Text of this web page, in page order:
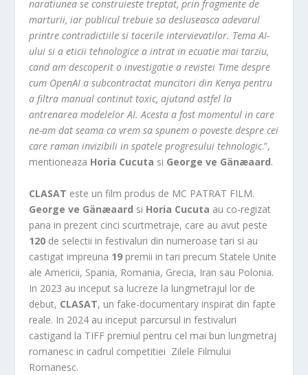
naratiunea se construieste treptat, prin fragmente de
marturii, iar publicul trebuie sa desluseasca adevarul
printre contradictiile si tacerile intervievatilor. Tema AI-
ului si a eticii tehnologice a intrat in ecuatie mai tarziu,
cand am descoperit o investigatie a revistei Time despre
cum OpenAI a subcontractat muncitori din Kenya pentru
a filtra manual continut toxic, ajutand astfel la
antrenarea modelelor AI. Acesta a fost momentul in care
ne-am dat seama ca vrem sa spunem o poveste despre cei
care raman invizibili in spatele progresului tehnologic.”,
mentioneaza Horia Cucuta si George ve Gänæaard.
CLASAT este un film produs de MC PATRAT FILM.
George ve Gänæaard si Horia Cucuta au co-regizat
pana in prezent cinci scurtmetraje, care au avut peste
120 de selectii in festivaluri din numeroase tari si au
castigat impreuna 19 premii in tari precum Statele Unite
ale Americii, Spania, Romania, Grecia, Iran sau Polonia.
In 2023 au inceput sa lucreze la lungmetrajul lor de
debut, CLASAT, un fake-documentary inspirat din fapte
reale. In 2024 au inceput parcursul in festivaluri
castigand la TIFF premiul pentru cel mai bun lungmetraj
romanesc in cadrul competitiei Zilele Filmului
Romanesc.